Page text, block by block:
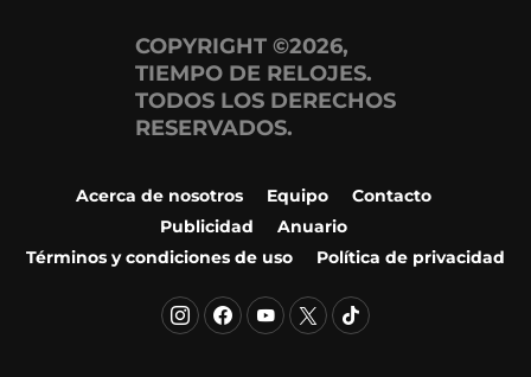
COPYRIGHT ©2026,
TIEMPO DE RELOJES.
TODOS LOS DERECHOS
RESERVADOS.
Acerca de nosotros Equipo
Contacto
Publicidad
Anuario
Términos y condiciones de uso
Política de privacidad